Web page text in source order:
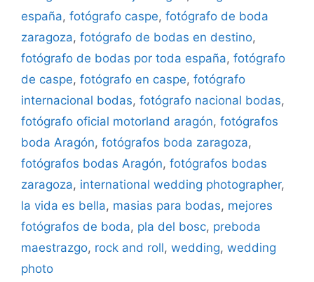
españa, fotógrafo caspe, fotógrafo de boda
zaragoza, fotógrafo de bodas en destino,
fotógrafo de bodas por toda españa, fotógrafo
de caspe, fotógrafo en caspe, fotógrafo
internacional bodas, fotógrafo nacional bodas,
fotógrafo oficial motorland aragón, fotógrafos
boda Aragón, fotógrafos boda zaragoza,
fotógrafos bodas Aragón, fotógrafos bodas
zaragoza, international wedding photographer,
la vida es bella, masias para bodas, mejores
fotógrafos de boda, pla del bosc, preboda
maestrazgo, rock and roll, wedding, wedding
photo